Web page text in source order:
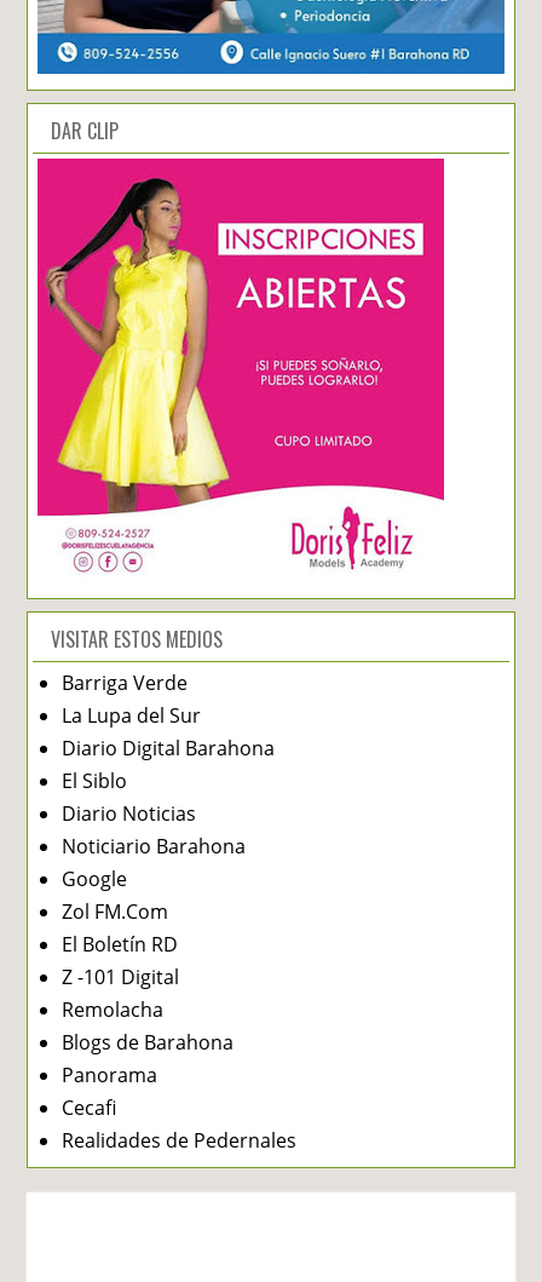
DAR CLIP
VISITAR ESTOS MEDIOS
Barriga Verde
La Lupa del Sur
Diario Digital Barahona
El Siblo
Diario Noticias
Noticiario Barahona
Google
Zol FM.Com
El Boletín RD
Z -101 Digital
Remolacha
Blogs de Barahona
Panorama
Cecafi
Realidades de Pedernales